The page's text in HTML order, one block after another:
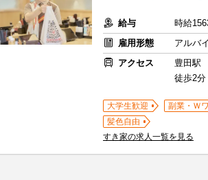
給与
時給
雇用形態
アルバ
アクセス
豊田駅
徒歩2分
大学生歓迎 副業・Ｗ
髪色自由
すき家の求人一覧を見る